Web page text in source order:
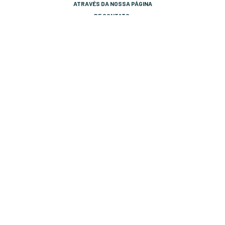
ATRAVÉS DA NOSSA PÁGINA
DE CONTATO.